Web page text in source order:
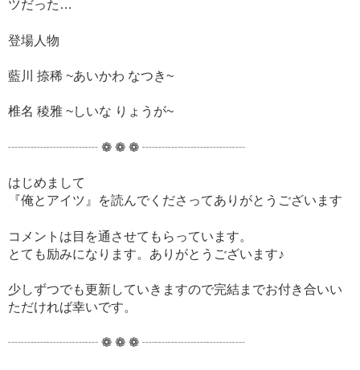
ツだった…
登場人物
藍川 捺稀 ~あいかわ なつき~
椎名 稜雅 ~しいな りょうが~
┈┈┈┈┈┈┈ ❁ ❁ ❁ ┈┈┈┈┈┈┈┈
はじめまして
『俺とアイツ』を読んでくださってありがとうございます
コメントは目を通させてもらっています。
とても励みになります。ありがとうございます♪
少しずつでも更新していきますので完結までお付き合いい
ただければ幸いです。
┈┈┈┈┈┈┈ ❁ ❁ ❁ ┈┈┈┈┈┈┈┈